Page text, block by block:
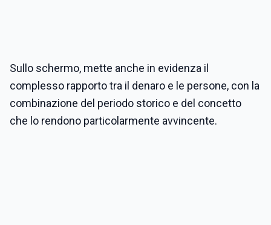
Sullo schermo, mette anche in evidenza il
complesso rapporto tra il denaro e le persone, con la
combinazione del periodo storico e del concetto
che lo rendono particolarmente avvincente.